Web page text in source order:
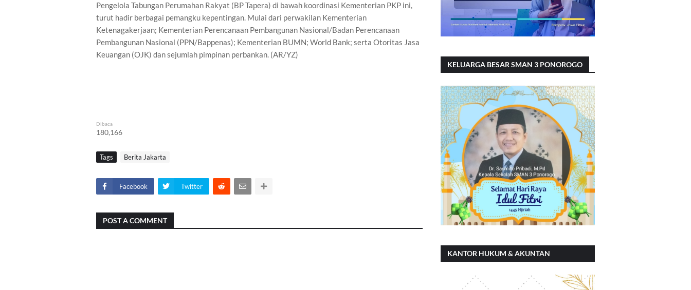
Pengelola Tabungan Perumahan Rakyat (BP Tapera) di bawah koordinasi Kementerian PKP ini,
turut hadir berbagai pemangku kepentingan. Mulai dari perwakilan Kementerian
Ketenagakerjaan; Kementerian Perencanaan Pembangunan Nasional/Badan Perencanaan
Pembangunan Nasional (PPN/Bappenas); Kementerian BUMN; World Bank; serta Otoritas Jasa
Keuangan (OJK) dan sejumlah pimpinan perbankan. (AR/YZ)
Dibaca
180,166
Tags Berita Jakarta
Facebook Twitter
POST A COMMENT
KELUARGA BESAR SMAN 3 PONOROGO
KANTOR HUKUM & AKUNTAN